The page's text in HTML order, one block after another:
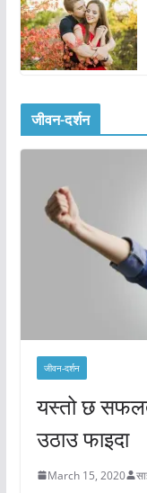
जीवन-दर्शन
जीवन-दर्शन
यस्तो छ
उठाउ फाइदा
March 15, 2020